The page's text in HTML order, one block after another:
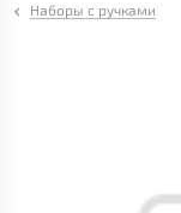
Наборы с ручками